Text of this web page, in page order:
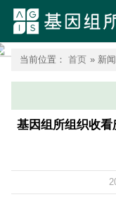
当前位置： 首页 » 新
基因组所组织收